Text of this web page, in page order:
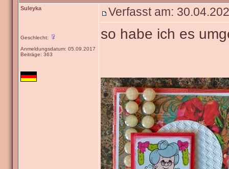
Suleyka
Geschlecht:
Anmeldungsdatum: 05.09.2017
Beiträge: 363
Verfasst am:
so habe ich es